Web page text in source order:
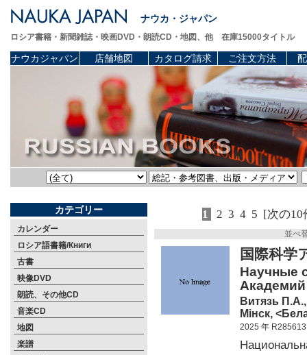
ナウカ・ジャパン
ロシア書籍・新聞雑誌・映画DVD・朗読CD・地図、他 在庫15000タイトル
ナウカジャパン 店舗地図 カタログ請求 ご注文方法
カテゴリー
カレンダー
ロシア語書籍/Книги
古書
映像DVD
朗読、その他CD
音楽CD
地図
楽譜
1 2 3 4 5 [次の10
並べ
国際科学
Научные
Академий
Витязь
Мiнск,
2025 年 R285613